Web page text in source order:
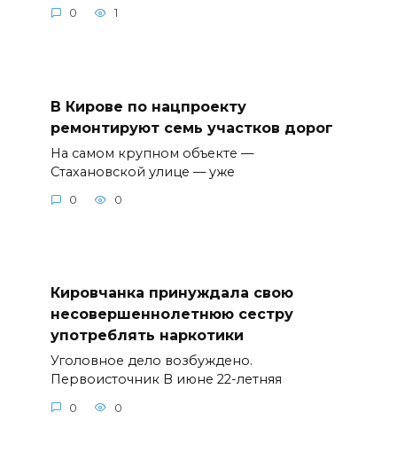
0 1
В Кирове по нацпроекту
ремонтируют семь участков дорог
На самом крупном объекте —
Стахановской улице — уже
0 0
Кировчанка принуждала свою
несовершеннолетнюю сестру
употреблять наркотики
Уголовное дело возбуждено.
Первоисточник В июне 22-летняя
0 0